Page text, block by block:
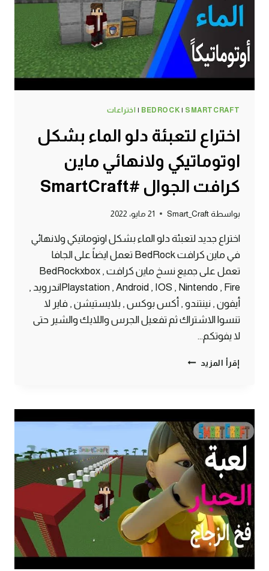
الجوال
#SMARTCRAFT
BEDROCK | SMARTCRAFT
| اختراعات
اختراع لتعبئة دلو الماء بشكل
اوتوماتيكي ولانهائي ماين
كرافت الجوال #SmartCraft
بواسطة Smart_Craft 21 مايو، 2022
اختراع جديد لتعبئة دلو الماء بشكل اوتوماتيكي ولانهائي
في ماين كرافت BedRock تعمل ايضاً على الجافا
تعمل على جميع نسخ ماين كرافت BedRockxbox ,
Playstation , Android , IOS , Nintendo , Fireاندرويد ,
أيفون , نينتندو , أكس بوكس , بلايستيشن , فاير لا
تنسوا الاشتراك ثم تفعيل الجرس واللايك والشير حتى
لا يفوتكم…
إقرأ المزيد اختراع
بشكل
اوتوماتيكي
ولانهائي
ماين
كرافت
الجوال